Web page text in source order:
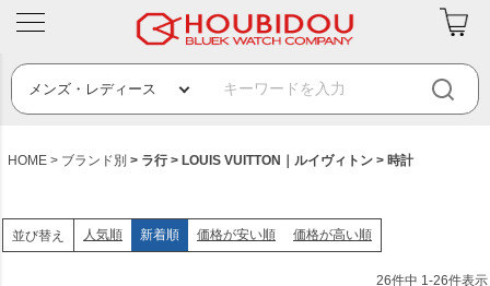
HOME ブランド別 ラ行 LOUIS VUITTON｜ルイヴィトン 時計
並び替え 人気順 新着順 価格が安い順 価格が高い順
26件中 1-26件表示